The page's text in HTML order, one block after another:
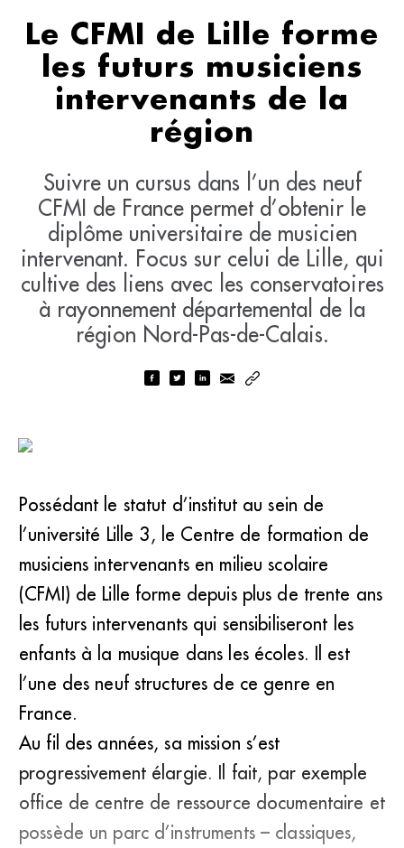
Le CFMI de Lille forme
les futurs musiciens
intervenants de la
région
Suivre un cursus dans l’un des neuf
CFMI de France permet d’obtenir le
diplôme universitaire de musicien
intervenant. Focus sur celui de Lille, qui
cultive des liens avec les conservatoires
à rayonnement départemental de la
région Nord-Pas-de-Calais.
Possédant le statut d’institut au sein de
l’université Lille 3, le Centre de formation de
musiciens intervenants en milieu scolaire
(CFMI) de Lille forme depuis plus de trente ans
les futurs intervenants qui sensibiliseront les
enfants à la musique dans les écoles. Il est
l’une des neuf structures de ce genre en
France.
Au fil des années, sa mission s’est
progressivement élargie. Il fait, par exemple
office de centre de ressource documentaire et
possède un parc d’instruments – classiques,